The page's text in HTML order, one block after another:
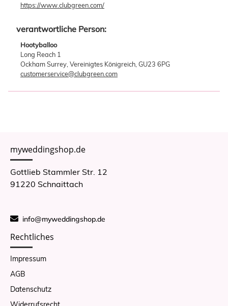
https://www.clubgreen.com/
verantwortliche Person:
Hootyballoo
Long Reach 1
Ockham Surrey, Vereinigtes Königreich, GU23 6PG
customerservice@clubgreen.com
myweddingshop.de
Gottlieb Stammler Str. 12
91220 Schnaittach
info@myweddingshop.de
Rechtliches
Impressum
AGB
Datenschutz